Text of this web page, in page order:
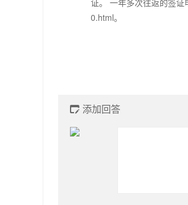
证。 一年多次往返的签
0.html。
 添加回答